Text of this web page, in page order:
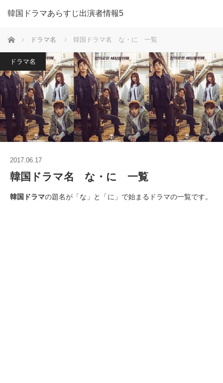
韓国ドラマあらすじ出演者情報5
ホーム ドラマ名 韓国ドラマ名 な・に 一覧
ドラマ名
2017.06.17
韓国ドラマ名 な・に 一覧
韓国ドラマの題名が「な」と「に」で始まるドラマの一覧です。